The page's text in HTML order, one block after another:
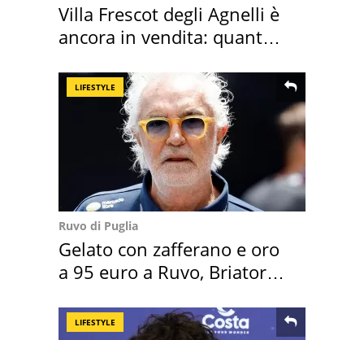
Villa Frescot degli Agnelli è
ancora in vendita: quanto
LIFESTYLE
Ruvo di Puglia
Gelato con zafferano e oro
a 95 euro a Ruvo, Briatore
LIFESTYLE